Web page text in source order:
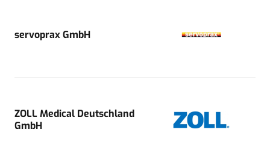
servoprax GmbH
ZOLL Medical Deutschland
GmbH